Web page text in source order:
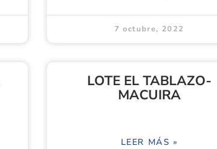
7 octubre, 2022
LOTE EL TABLAZO-
MACUIRA
LEER MÁS »